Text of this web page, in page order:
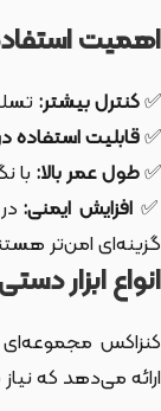
اهمیت
✅کنترل بیشتر:
✅قابلیت استفاده
✅طول عمر بالا: با
✅ افزایش ایمنی:
گزینه‌ای امن‌تر
انواع ابزار دستی
کنزاکس مجموعه‌ای
ارائه می‌دهد که